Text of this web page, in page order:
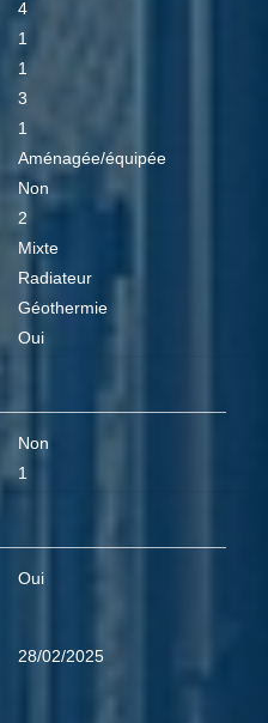
4
1
1
3
1
Aménagée/équipée
Non
2
Mixte
Radiateur
Géothermie
Oui
Non
1
Oui
28/02/2025